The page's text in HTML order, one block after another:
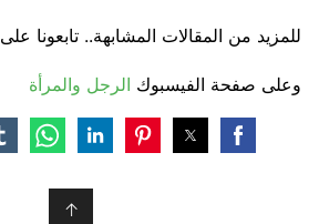
للمزيد من المقالات المشابهة.. تابعونا على
وعلى صفحة الفيسبوك الرجل والمرأة
↑